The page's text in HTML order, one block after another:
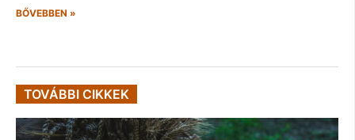
BŐVEBBEN »
TOVÁBBI CIKKEK